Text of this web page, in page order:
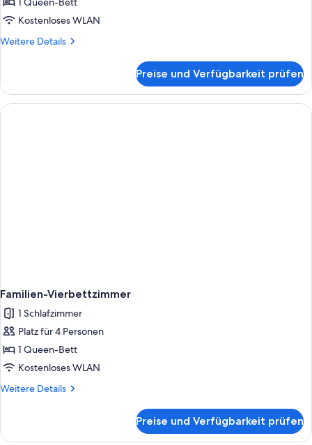
Kostenloses WLAN
Weitere Details
Weitere
Studio
Preise und Verfügbarkeit prüfen
Familien-Vierbettzimmer
1 Schlafzimmer
Platz für 4 Personen
1 Queen-Bett
Kostenloses WLAN
Weitere Details
Weitere
Vierbettzimmer
Preise und Verfügbarkeit prüfen